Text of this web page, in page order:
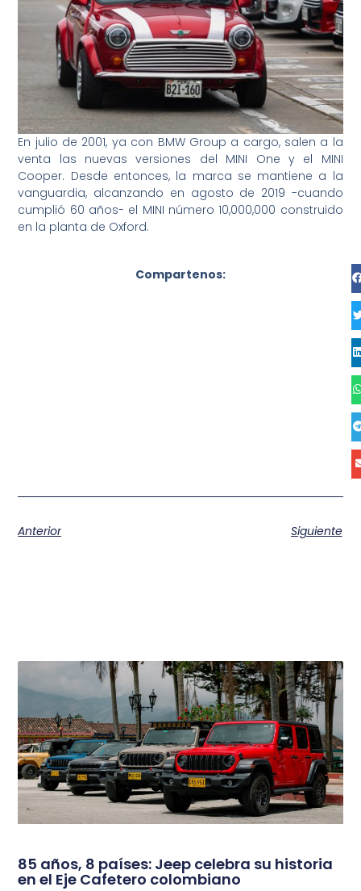
En julio de 2001, ya con BMW Group a cargo, salen a la
venta las nuevas versiones del MINI One y el MINI
Cooper. Desde entonces, la marca se mantiene a la
vanguardia, alcanzando en agosto de 2019 -cuando
cumplió 60 años- el MINI número 10,000,000 construido
en la planta de Oxford.
Compartenos:
Anterior Siguiente
85 años, 8 países: Jeep celebra su historia
en el Eje Cafetero colombiano